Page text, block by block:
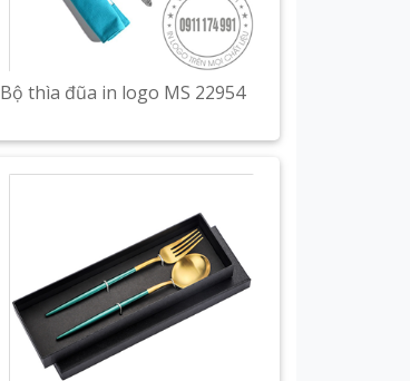
Bộ thìa đũa in logo MS 22954